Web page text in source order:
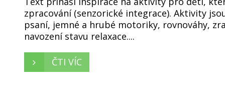
zpracování (senzorické integrace). Aktivity
psaní, jemné a hrubé motoriky, rovnováhy,
navození stavu relaxace....
ČTI VÍC